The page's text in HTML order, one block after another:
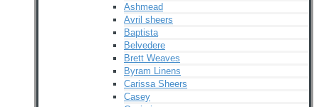
Ashmead
Avril sheers
Baptista
Belvedere
Brett Weaves
Byram Linens
Carissa Sheers
Casey